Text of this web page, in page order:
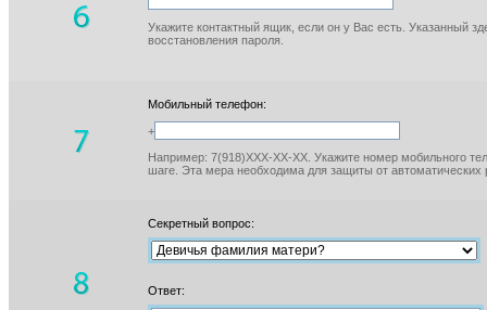
Укажите контактный ящик, если он у Вас есть. Указанный
восстановления пароля.
Мобильный телефон:
+
Например: 7(918)XXX-XX-XX. Укажите номер мобильного
шаге. Эта мера необходима для защиты от автоматических
Секретный вопрос:
Ответ: